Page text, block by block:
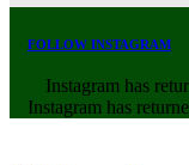
FOLLOW INSTAGRAM
Instagram has
Instagram has